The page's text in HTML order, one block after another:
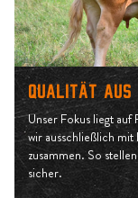
Qualität aus
Unser Fokus liegt
wir ausschließlich mit
zusammen. So
sicher.